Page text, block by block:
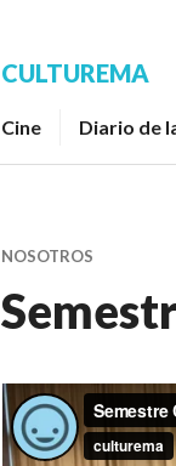
CULTUREMA
Cine Diario de
NOSOTROS